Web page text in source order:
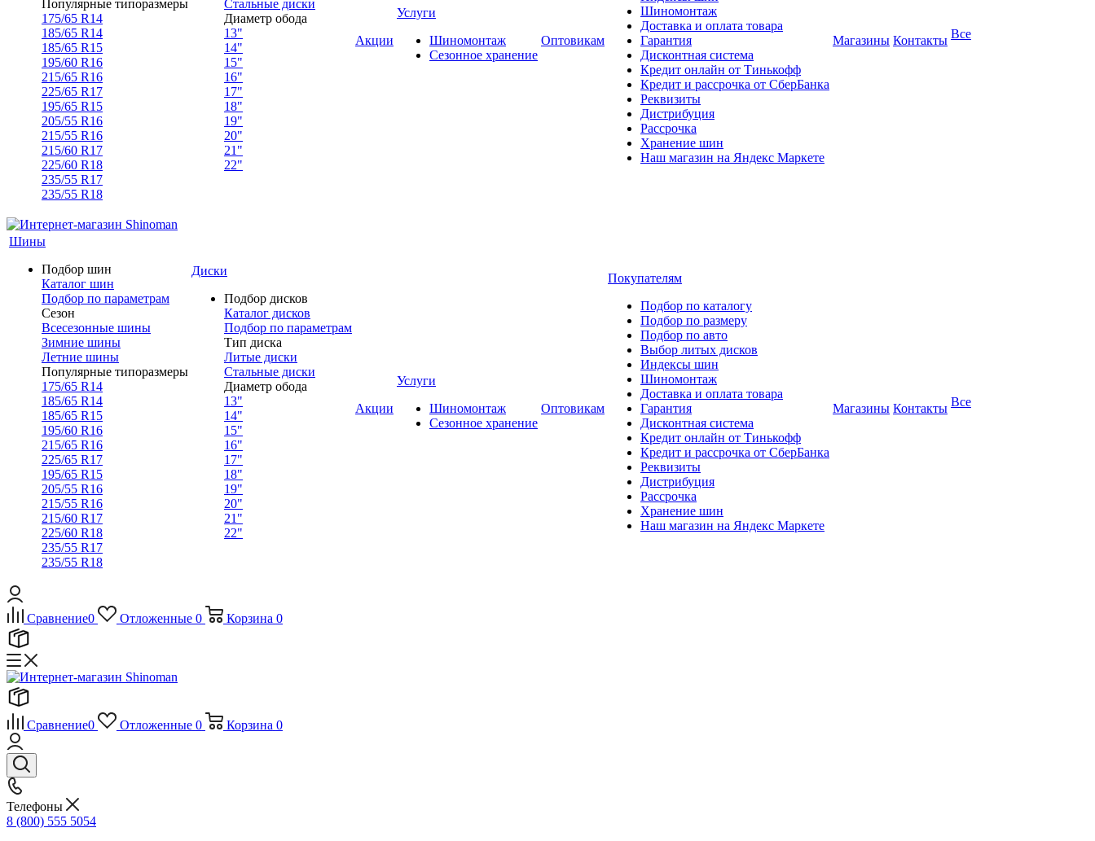
Популярные типоразмеры
175/65 R14
185/65 R14
185/65 R15
195/60 R16
215/65 R16
225/65 R17
195/65 R15
205/55 R16
215/55 R16
215/60 R17
225/60 R18
235/55 R17
235/55 R18
Стальные диски
Диаметр обода
13"
14"
15"
16"
17"
18"
19"
20"
21"
22"
Акции
Услуги
Шиномонтаж
Сезонное хранение
Оптовикам
Шиномонтаж
Доставка и оплата товара
Гарантия
Дисконтная система
Кредит онлайн от Тинькофф
Кредит и рассрочка от СберБанка
Реквизиты
Дистрибуция
Рассрочка
Хранение шин
Наш магазин на Яндекс Маркете
Магазины Контакты Все
Шины
Подбор шин
Каталог шин
Подбор по параметрам
Сезон
Всесезонные шины
Зимние шины
Летние шины
Популярные типоразмеры
175/65 R14
185/65 R14
185/65 R15
195/60 R16
215/65 R16
225/65 R17
195/65 R15
205/55 R16
215/55 R16
215/60 R17
225/60 R18
235/55 R17
235/55 R18
Диски
Подбор дисков
Каталог дисков
Подбор по параметрам
Тип диска
Литые диски
Стальные диски
Диаметр обода
13"
14"
15"
16"
17"
18"
19"
20"
21"
22"
Акции
Услуги
Шиномонтаж
Сезонное хранение
Оптовикам
Покупателям
Подбор по каталогу
Подбор по размеру
Подбор по авто
Выбор литых дисков
Индексы шин
Шиномонтаж
Доставка и оплата товара
Гарантия
Дисконтная система
Кредит онлайн от Тинькофф
Кредит и рассрочка от СберБанка
Реквизиты
Дистрибуция
Рассрочка
Хранение шин
Наш магазин на Яндекс Маркете
Магазины Контакты Все
Сравнение0 Отложенные 0 Корзина 0
Сравнение0 Отложенные 0 Корзина 0
Телефоны
8 (800) 555 5054